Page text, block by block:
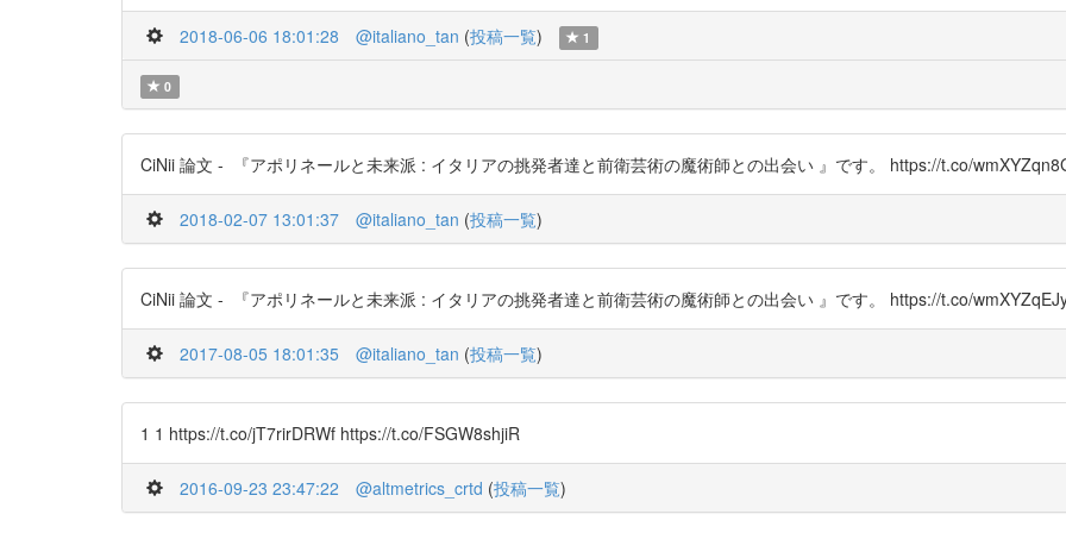
2018-06-06 18:01:28 @italiano_tan (投稿一覧) 1
0
CiNii 論文 - 『アポリネールと未来派 : イタリアの挑発者達と前衛芸術の魔術師との出会い 』です。 https://t.co/
2018-02-07 13:01:37 @italiano_tan (投稿一覧)
CiNii 論文 - 『アポリネールと未来派 : イタリアの挑発者達と前衛芸術の魔術師との出会い 』です。 https://t.co/
2017-08-05 18:01:35 @italiano_tan (投稿一覧)
1 1 https://t.co/jT7rirDRWf https://t.co/FSGW8shjiR
2016-09-23 23:47:22 @altmetrics_crtd (投稿一覧)